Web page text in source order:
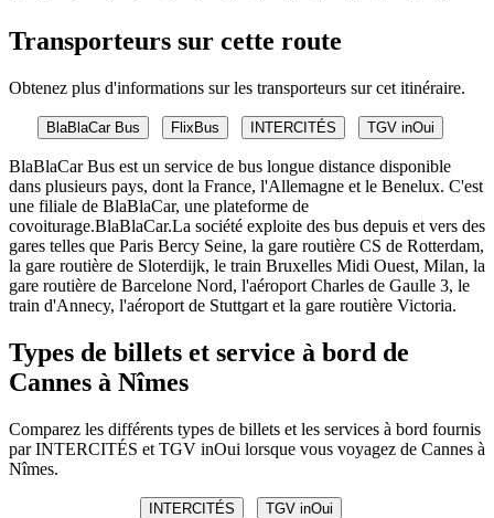
Transporteurs sur cette route
Obtenez plus d'informations sur les transporteurs sur cet itinéraire.
BlaBlaCar Bus FlixBus INTERCITÉS TGV inOui
BlaBlaCar Bus est un service de bus longue distance disponible
dans plusieurs pays, dont la France, l'Allemagne et le Benelux. C'est
une filiale de BlaBlaCar, une plateforme de
covoiturage.BlaBlaCar.La société exploite des bus depuis et vers des
gares telles que Paris Bercy Seine, la gare routière CS de Rotterdam,
la gare routière de Sloterdijk, le train Bruxelles Midi Ouest, Milan, la
gare routière de Barcelone Nord, l'aéroport Charles de Gaulle 3, le
train d'Annecy, l'aéroport de Stuttgart et la gare routière Victoria.
Types de billets et service à bord de
Cannes à Nîmes
Comparez les différents types de billets et les services à bord fournis
par INTERCITÉS et TGV inOui lorsque vous voyagez de Cannes à
Nîmes.
INTERCITÉS TGV inOui